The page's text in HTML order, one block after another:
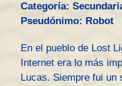
Categoría:
Pseudónimo: Robot
En el pueblo de Lost
Internet era lo más
Lucas. Siempre fui un